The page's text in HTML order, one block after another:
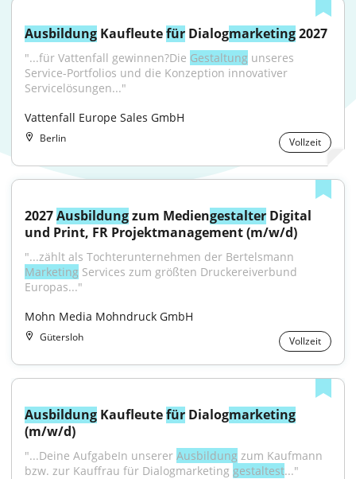
Ausbildung Kaufleute für Dialogmarketing 2027
"...für Vattenfall gewinnen?Die Gestaltung unseres
Service-Portfolios und die Konzeption innovativer
Servicelösungen..."
Vattenfall Europe Sales GmbH
Berlin Vollzeit
2027 Ausbildung zum Mediengestalter Digital
und Print, FR Projektmanagement (m/w/d)
Marketing Services zum größten Druckereiverbund
Europas..."
Mohn Media Mohndruck GmbH
Gütersloh Vollzeit
Ausbildung Kaufleute für Dialogmarketing
(m/w/d)
"...Deine AufgabeIn unserer Ausbildung zum Kaufmann
bzw. zur Kauffrau für Dialogmarketing gestaltest..."